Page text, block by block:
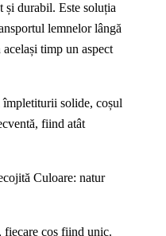
și durabil. Este soluția
lemnelor lângă
timp un aspect
solide, coșul
fiind atât
Culoare: natur
fiecare coș fiind unic.